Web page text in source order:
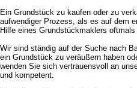
Ein Grundstück zu kaufen oder zu
aufwendiger Prozess, als es auf dem
Hilfe eines Grundstückmaklers
Wir sind ständig auf der Suche nach
ein Grundstück zu veräußern haben
wenden Sie sich vertrauensvoll an
und kompetent.